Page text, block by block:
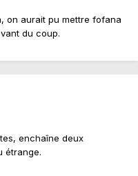
on aurait pu mettre fofana
du coup.
enchaîne deux
étrange.